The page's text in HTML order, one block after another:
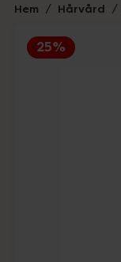
Hem Hårvård
25%